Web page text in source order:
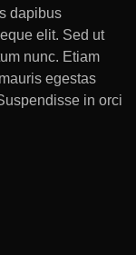
dapibus
elit. Sed ut
nunc. Etiam
egestas
in orci